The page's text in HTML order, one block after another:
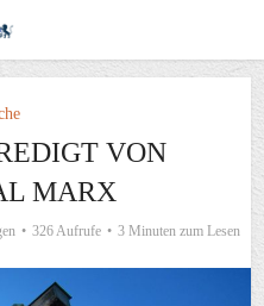
VON
MARX
326 Aufrufe 3 Minuten zum Lesen